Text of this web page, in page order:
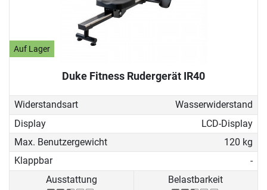
Auf Lager
Duke Fitness Rudergerät IR40
Widerstandsart
Wasserwiderstand
Display
LCD-Display
Max. Benutzergewicht
120 kg
Klappbar
-
Ausstattung
Belastbarkeit